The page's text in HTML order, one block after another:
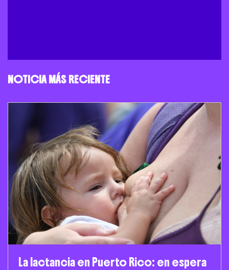
NOTICIA MÁS RECIENTE
La lactancia en Puerto Rico: en espera